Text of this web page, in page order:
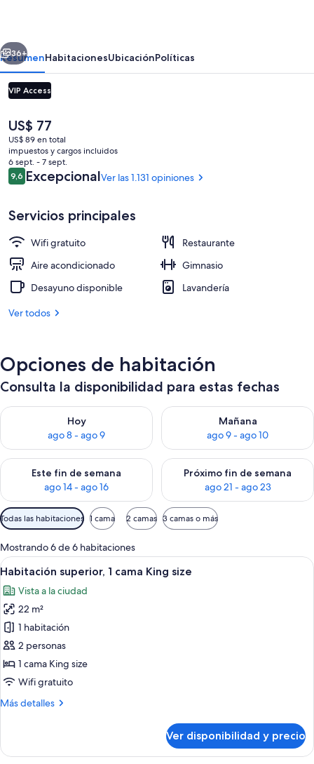
Siguiente
36+
ResumenHabitacionesUbicaciónPolíticas
VIP Access
El
precio
actual
es
de
US$ 77
US$ 77
US$ 89 en total
impuestos y cargos incluidos
6 sept. - 7 sept.
Opiniones
9,69,6 de 10
ExcepcionalVer las 1.131 opiniones
Servicios principales
Wifi gratuito
Restaurante
Aire acondicionado
Gimnasio
Desayuno disponible
Lavandería
Ver todos
Opciones de habitación
Consulta la disponibilidad para estas fechas
Hoy
ago 8 - ago 9
Consulta la disponibilidad para hoy ago 8 - ago 9
Mañana
ago 9 - ago 10
Consulta la disponibilidad
Este fin de semana
ago 14 - ago 16
Consulta la disponibilidad para este fin de semana ago 14 -
Próximo fin de semana
ago 21 - ago 23
Consulta la disponibilidad
Filtros
disponibles
para
las
habitaciones
Todas las habitaciones 1 cama 2 camas 3 camas o más
Mostrando 6 de 6 habitaciones
Ver
todas
las
fotos
de
Habitación
superior,
1
King
Caja de seguridad en la habitación y
5
Habitación superior, 1 cama King size
Vista a la ciudad
22 m²
1 habitación
2 personas
1 cama King size
Wifi gratuito
Más detalles
Más
superior,
Ver disponibilidad y precio